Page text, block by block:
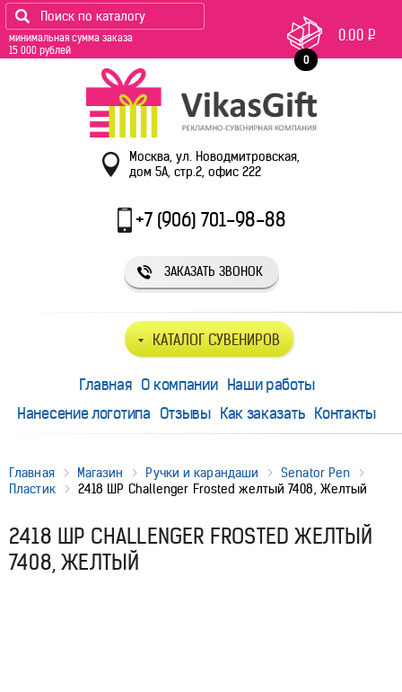
минимальная сумма заказа
15 000 рублей
0
0.00 Р
Москва, ул. Новодмитровская,
дом 5А, стр.2, офис 222
+7 (906) 701-98-88
ЗАКАЗАТЬ ЗВОНОК
КАТАЛОГ СУВЕНИРОВ
Главная О компании Наши работы
Нанесение логотипа Отзывы Как заказать Контакты
Главная Магазин Ручки и карандаши
Senator Pen
Пластик
2418 ШР Challenger Frosted желтый 7408, Желтый
2418 ШР CHALLENGER FROSTED ЖЕЛТЫЙ
7408, ЖЕЛТЫЙ